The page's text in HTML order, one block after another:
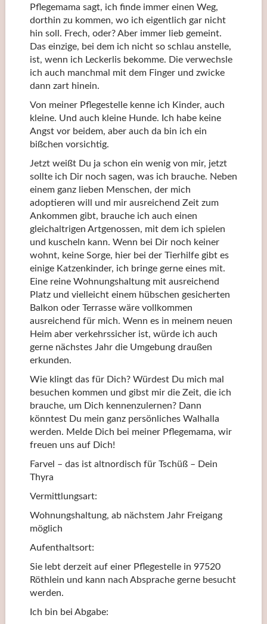
Pflegemama sagt, ich finde immer einen Weg,
dorthin zu kommen, wo ich eigentlich gar nicht
hin soll. Frech, oder? Aber immer lieb gemeint.
Das einzige, bei dem ich nicht so schlau anstelle,
ist, wenn ich Leckerlis bekomme. Die verwechsle
ich auch manchmal mit dem Finger und zwicke
dann zart hinein.
Von meiner Pflegestelle kenne ich Kinder, auch
kleine. Und auch kleine Hunde. Ich habe keine
Angst vor beidem, aber auch da bin ich ein
bißchen vorsichtig.
Jetzt weißt Du ja schon ein wenig von mir, jetzt
sollte ich Dir noch sagen, was ich brauche. Neben
einem ganz lieben Menschen, der mich
adoptieren will und mir ausreichend Zeit zum
Ankommen gibt, brauche ich auch einen
gleichaltrigen Artgenossen, mit dem ich spielen
und kuscheln kann. Wenn bei Dir noch keiner
wohnt, keine Sorge, hier bei der Tierhilfe gibt es
einige Katzenkinder, ich bringe gerne eines mit.
Eine reine Wohnungshaltung mit ausreichend
Platz und vielleicht einem hübschen gesicherten
Balkon oder Terrasse wäre vollkommen
ausreichend für mich. Wenn es in meinem neuen
Heim aber verkehrssicher ist, würde ich auch
gerne nächstes Jahr die Umgebung draußen
erkunden.
Wie klingt das für Dich? Würdest Du mich mal
besuchen kommen und gibst mir die Zeit, die ich
brauche, um Dich kennenzulernen? Dann
könntest Du mein ganz persönliches Walhalla
werden. Melde Dich bei meiner Pflegemama, wir
freuen uns auf Dich!
Farvel – das ist altnordisch für Tschüß – Dein
Thyra
Vermittlungsart:
Wohnungshaltung, ab nächstem Jahr Freigang
möglich
Aufenthaltsort:
Sie lebt derzeit auf einer Pflegestelle in 97520
Röthlein und kann nach Absprache gerne besucht
werden.
Ich bin bei Abgabe: